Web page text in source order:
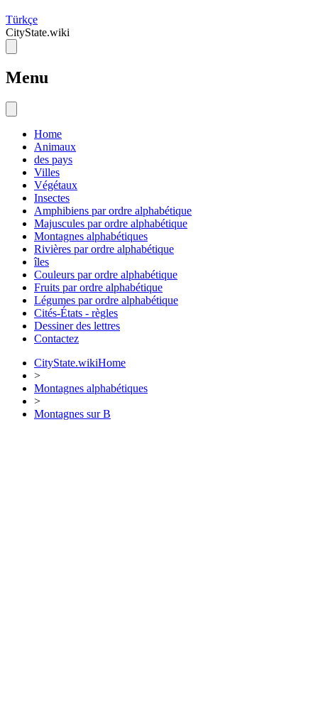
Türkçe
CityState.wiki
Menu
Home
Animaux
des pays
Villes
Végétaux
Insectes
Amphibiens par ordre alphabétique
Majuscules par ordre alphabétique
Montagnes alphabétiques
Rivières par ordre alphabétique
îles
Couleurs par ordre alphabétique
Fruits par ordre alphabétique
Légumes par ordre alphabétique
Cités-États - règles
Dessiner des lettres
Contactez
CityState.wikiHome
>
Montagnes alphabétiques
>
Montagnes sur B